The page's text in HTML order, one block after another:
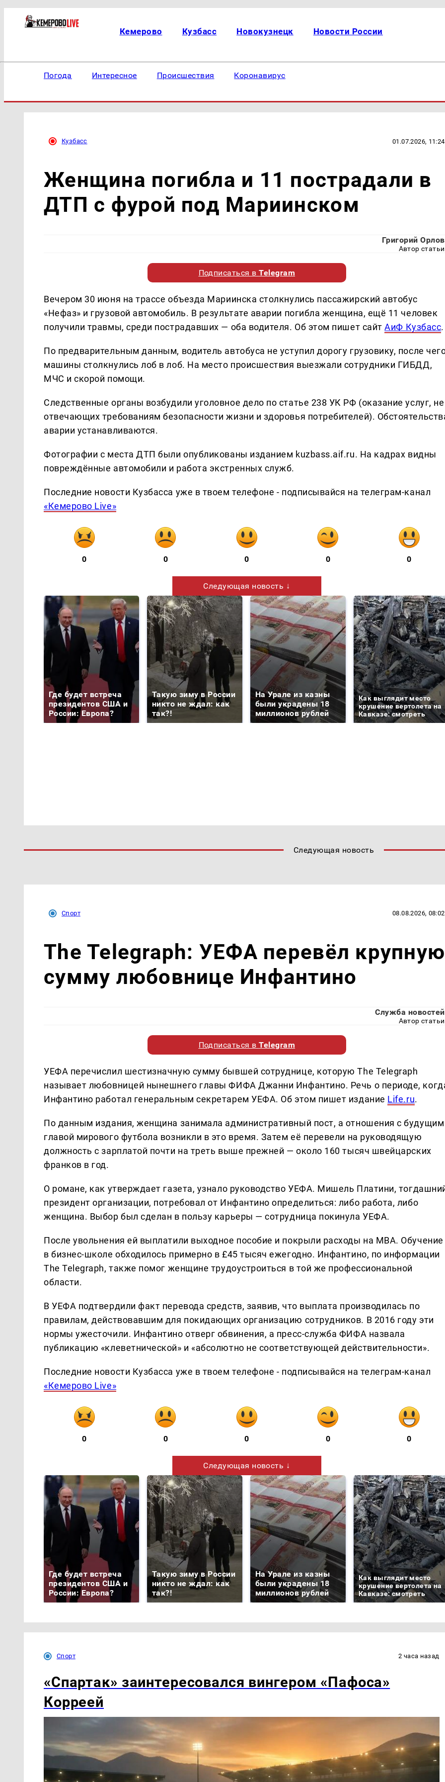
Кемерово Кузбасс Новокузнецк Новости России
Погода Интересное Происшествия Коронавирус
Кузбасс 01.07.2026, 11:24
Женщина погибла и 11 пострадали в
ДТП с фурой под Мариинском
Григорий Орлов
Автор статьи
Подписаться вTelegram
Вечером 30 июня на трассе объезда Мариинска столкнулись пассажирский автобус
«Нефаз» и грузовой автомобиль. В результате аварии погибла женщина, ещё 11 человек
получили травмы, среди пострадавших — оба водителя. Об этом пишет сайтАиФ Кузбасс.
По предварительным данным, водитель автобуса не уступил дорогу грузовику, после
машины столкнулись лоб в лоб. На место происшествия выезжали сотрудники ГИБДД,
МЧС и скорой помощи.
Следственные органы возбудили уголовное дело по статье 238 УК РФ (оказание услуг, не
отвечающих требованиям безопасности жизни и здоровья потребителей).
аварии устанавливаются.
Фотографии с места ДТП были опубликованы изданием kuzbass.aif.ru. На кадрах видны
повреждённые автомобили и работа экстренных служб.
Последние новости Кузбасса уже в твоем телефоне - подписывайся на телеграм-канал
«Кемерово Live»
0 0 0 0 0
Следующая новость ↓
Где будет встреча
президентов США и
России: Европа?
Такую зиму в России
никто не ждал: как
так?!
На Урале из казны
были украдены 18
миллионов рублей
Как выглядит место
крушение вертолета на
Кавказе: смотреть
Следующая новость
Спорт 08.08.2026, 08:02
The Telegraph: УЕФА перевёл крупную
сумму любовнице Инфантино
Служба новостей
Автор статьи
Подписаться вTelegram
УЕФА перечислил шестизначную сумму бывшей сотруднице, которую The Telegraph
называет любовницей нынешнего главы ФИФА Джанни Инфантино. Речь о периоде,
Инфантино работал генеральным секретарем УЕФА. Об этом пишет издание Life.ru.
По данным издания, женщина занимала административный пост, а отношения с будущим
главой мирового футбола возникли в это время. Затем её перевели на руководящую
должность с зарплатой почти на треть выше прежней — около 160 тысяч швейцарских
франков в год.
О романе, как утверждает газета, узнало руководство УЕФА. Мишель Платини,
президент организации, потребовал от Инфантино определиться: либо работа, либо
женщина. Выбор был сделан в пользу карьеры — сотрудница покинула УЕФА.
После увольнения ей выплатили выходное пособие и покрыли расходы на MBA. Обучение
в бизнес-школе обходилось примерно в £45 тысяч ежегодно. Инфантино, по информации
The Telegraph, также помог женщине трудоустроиться в той же профессиональной
области.
В УЕФА подтвердили факт перевода средств, заявив, что выплата производилась по
правилам, действовавшим для покидающих организацию сотрудников. В 2016 году эти
нормы ужесточили. Инфантино отверг обвинения, а пресс-служба ФИФА назвала
публикацию «клеветнической» и «абсолютно не соответствующей действительности».
Последние новости Кузбасса уже в твоем телефоне - подписывайся на телеграм-канал
«Кемерово Live»
0 0 0 0 0
Следующая новость ↓
Где будет встреча
президентов США и
России: Европа?
Такую зиму в России
никто не ждал: как
так?!
На Урале из казны
были украдены 18
миллионов рублей
Как выглядит место
крушение вертолета на
Кавказе: смотреть
Спорт 2 часа назад
«Спартак» заинтересовался вингером «Пафоса»
Корреей